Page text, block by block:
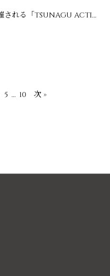
4/24～5/7まで新宿高島屋で開催される「TSUNAGU ACTION」 使い捨てしない、環境に優しい、人に優しいetc毎日の暮らしの中で、一人ひとりが未来につながるアクションを行えるアイテムを紹介するイベントで、MOON TREATSの商品を取り扱っていただいています。 身体にも地球にも優しいプラントベーススイーツ（ドーナツ4種＆ボトル入りクッキー3種）を販売しているので、お近くの方は是非足を運んでみてください。--------------------------------------販売場所：新宿高島屋 地下1階 パティシェリア会期：4月24日（水）〜※なくなり次第終了--------------------------------------
5 … 10 次 »